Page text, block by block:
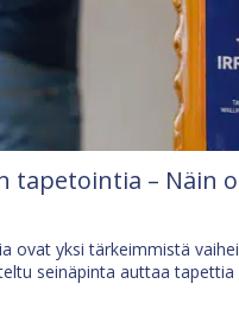
tapetointia – Näin
ovat yksi tärkeimmistä
seinäpinta auttaa